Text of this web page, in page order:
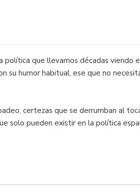
que llevamos décadas viendo
su humor habitual, ese que no
certezas que se derrumban al
solo pueden existir en la política